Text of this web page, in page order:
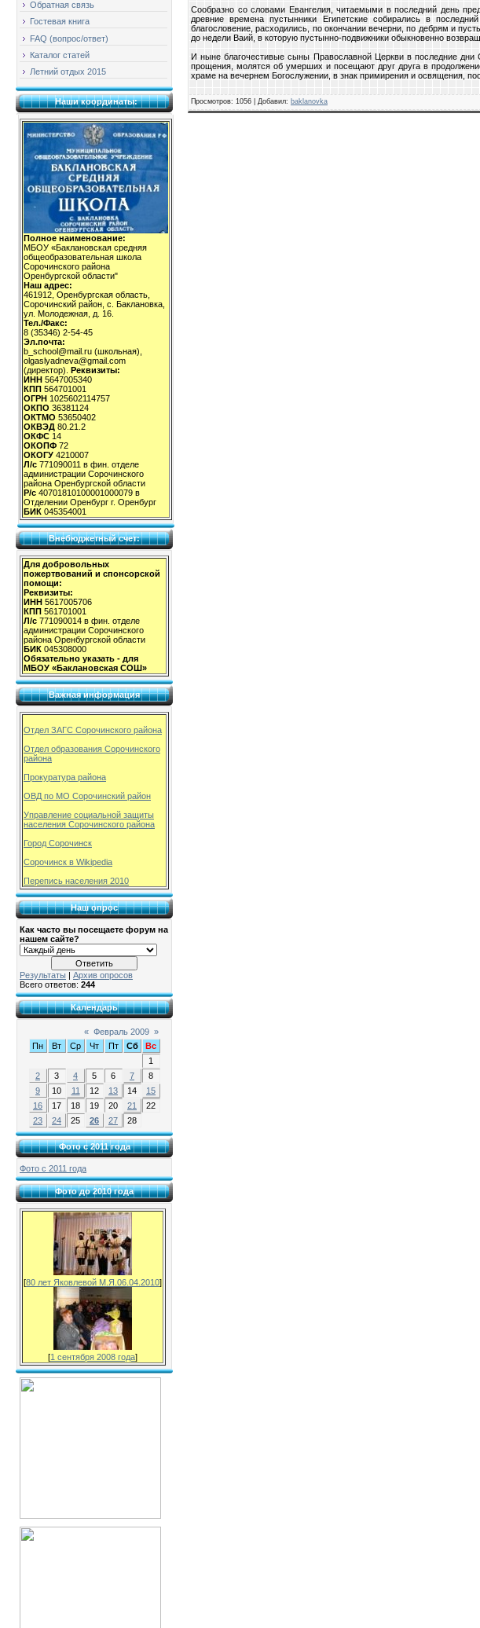
Обратная связь
Гостевая книга
FAQ (вопрос/ответ)
Каталог статей
Летний отдых 2015
Наши координаты:
Полное наименование:
МБОУ «Баклановская средняя
общеобразовательная школа
Сорочинского района
Оренбургской области"
Наш адрес:
461912, Оренбургская область,
Сорочинский район, с. Баклановка,
ул. Молодежная, д. 16.
Тел./Факс:
8 (35346) 2-54-45
Эл.почта:
b_school@mail.ru (школьная),
olgaslyadneva@gmail.com
(директор). Реквизиты:
ИНН 5647005340
КПП 564701001
ОГРН 1025602114757
ОКПО 36381124
ОКТМО 53650402
ОКВЭД 80.21.2
ОКФС 14
ОКОПФ 72
ОКОГУ 4210007
Л/с 771090011 в фин. отделе
администрации Сорочинского
района Оренбургской области
Р/с 40701810100001000079 в
Отделении Оренбург г. Оренбург
БИК 045354001
Внебюджетный счет:
Для добровольных
пожертвований и спонсорской
помощи:
Реквизиты:
ИНН 5617005706
КПП 561701001
Л/с 771090014 в фин. отделе
администрации Сорочинского
района Оренбургской области
БИК 045308000
Обязательно указать - для
МБОУ «Баклановская СОШ»
Важная информация
Отдел ЗАГС Сорочинского района
Отдел образования Сорочинского
района
Прокуратура района
ОВД по МО Сорочинский район
Управление социальной защиты
населения Сорочинского района
Город Сорочинск
Сорочинск в Wikipedia
Перепись населения 2010
Наш опрос
Как часто вы посещаете форум на
нашем сайте?
Результаты
Архив опросов
Всего ответов: 244
Календарь
« Февраль 2009 »
Пн
Вт Ср Чт Пт Сб
Вс
1
2
3 4 5 6 7
8
9
10 11 12 13 14
15
16
17 18 19 20 21
22
23
24 25 26 27 28
Фото с 2011 года
Фото с 2011 года
Фото до 2010 года
[80 лет Яковлевой М.Я.06.04.2010]
[1 сентября 2008 года]
Сообразно со словами Евангелия, читаемыми в последний день
древние времена пустынники Египетские собирались в
благословение, расходились, по окончании вечерни, по дебрям и
до недели Ваий, в которую пустынно-подвижники обыкновенно
И ныне благочестивые сыны Православной Церкви в последние
прощения, молятся об умерших и посещают друг друга в
храме на вечернем Богослужении, в знак примирения и освящения,
Просмотров: 1056 | Добавил: baklanovka